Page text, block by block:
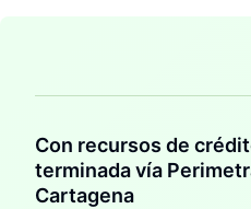
Con recursos de
terminada vía
Cartagena